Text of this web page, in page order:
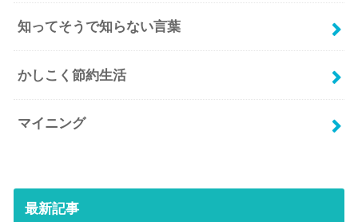
知ってそうで知らない言葉
かしこく節約生活
マイニング
最新記事